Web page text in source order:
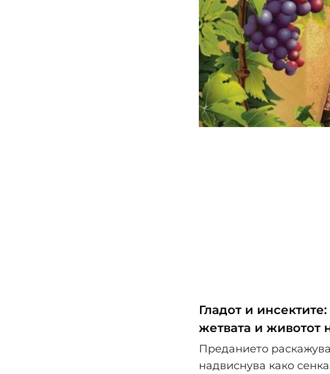
Гладот и
жетвата и животот
Преданието
надвиснува како